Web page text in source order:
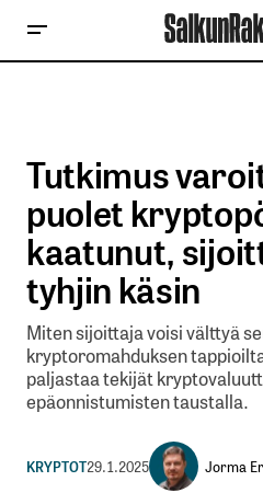
Tutkimus
puolet
kaatunut,
tyhjin käsin
Miten sijoittaja voisi välttyä
kryptoromahduksen
paljastaa tekijät
epäonnistumisten taustalla.
KRYPTOT29.1.2025 Jorma